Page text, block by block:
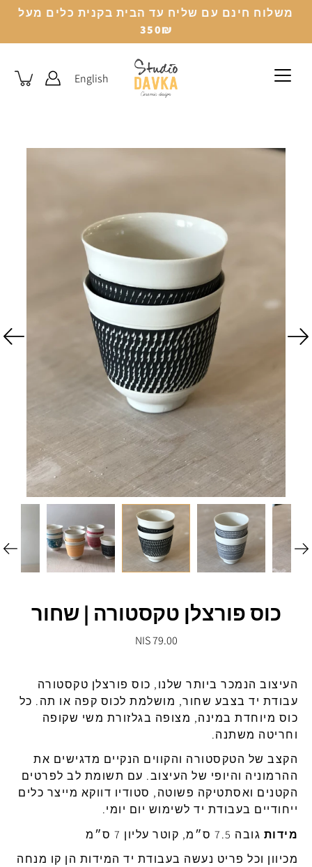
משלוח חינם עם שליח עד הבית בקנית כלים מעל
350₪
English
כוס פורצלן טקסטורה | שחור
79.00 NIS
העיצוב הנמכר ביותר שלנו, כוס פורצלן טקסטורה
עבודת יד בצבע שחור, מושלמת לכוס קפה או תה. כל
כוס מיוחדת במינה, מצופה בגלזורת משי שקופה
וחריטה משתנה.
הקצב של הטקסטורה והקווים הנקיים מדגישים את
ההרמוניה והיופי של העיצוב. עם תשומת לב לפרטים
הקטנים ואסתטיקה פשוטה, סטודיו דווקא מייצר כלים
ייחודיים בעבודת יד לשימוש יום יומי.
מידות גובה ס״מ, קוטר עליון
ס״מ
מכיוון וכל פריט נעשה בעבודת יד המידות הן קו מנחה